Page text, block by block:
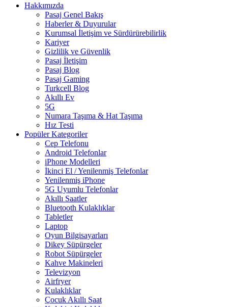
Hakkımızda
Pasaj Genel Bakış
Haberler & Duyurular
Kurumsal İletişim ve Sürdürürebilirlik
Kariyer
Gizlilik ve Güvenlik
Pasaj İletişim
Pasaj Blog
Pasaj Gaming
Turkcell Blog
Akıllı Ev
5G
Numara Taşıma & Hat Taşıma
Hız Testi
Popüler Kategoriler
Cep Telefonu
Android Telefonlar
iPhone Modelleri
İkinci El / Yenilenmiş Telefonlar
Yenilenmiş iPhone
5G Uyumlu Telefonlar
Akıllı Saatler
Bluetooth Kulaklıklar
Tabletler
Laptop
Oyun Bilgisayarları
Dikey Süpürgeler
Robot Süpürgeler
Kahve Makineleri
Televizyon
Airfryer
Kulaklıklar
Çocuk Akıllı Saat